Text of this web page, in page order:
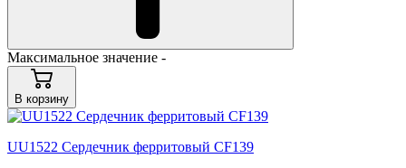
Максимальное значение -
В корзину
UU1522 Сердечник ферритовый CF139